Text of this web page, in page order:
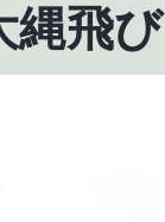
飛び